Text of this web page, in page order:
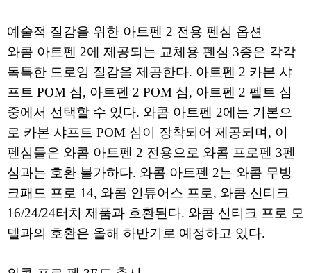
예술적 질감을 위한 아트펜 2 전용 펜심 옵션
와콤 아트펜 2에 제공되는 교체용 펜심 3종은 각각
독특한 드로잉 질감을 제공한다. 아트펜 2 카본 샤
프트 POM 심, 아트펜 2 POM 심, 아트펜 2 펠트 심
중에서 선택할 수 있다. 와콤 아트펜 2에는 기본으
로 카본 샤프트 POM 심이 장착되어 제공되며, 이
펜심들은 와콤 아트펜 2 전용으로 와콤 프로펜 3펜
심과는 호환 불가하다. 와콤 아트펜 2는 와콤 무빙
크패드 프로 14, 와콤 인튜어스 프로, 와콤 신티크
16/24/24터치 제품과 호환된다. 와콤 신티크 프로 모
델과의 호환은 올해 하반기로 예정하고 있다.